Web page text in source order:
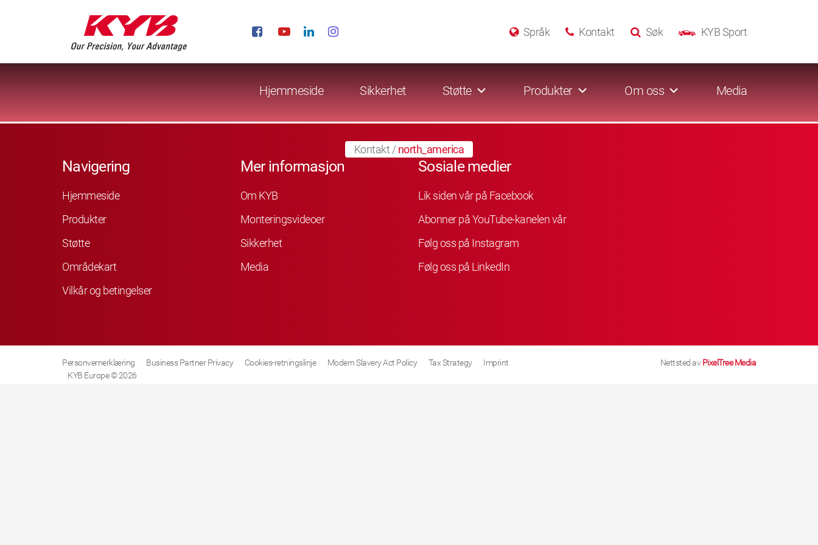
KYB Sport
Søk
Kontakt
Språk
Hjemmeside Sikkerhet Støtte Produkter Om oss Media
Kontakt /north_america
Navigering
Hjemmeside
Produkter
Støtte
Områdekart
Vilkår og betingelser
Mer informasjon
Om KYB
Monteringsvideoer
Sikkerhet
Media
Sosiale medier
Lik siden vår på Facebook
Abonner på YouTube-kanelen vår
Følg oss på Instagram
Følg oss på LinkedIn
Personvernerklæring Business Partner Privacy Cookies-retningslinje Modern Slavery Act Policy Tax Strategy
Imprint
KYB Europe © 2026
Nettsted avPixelTree Media